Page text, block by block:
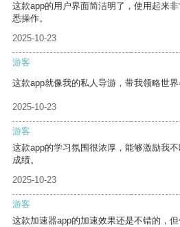
这款app的用户界面简洁明了，使用起来
悉操作。
2025-10-23
游客
这款app就像我的私人导游，带我领略世界
2025-10-23
游客
这款app的学习氛围很浓厚，能够激励我
成绩。
2025-10-23
游客
这款加速器app的加速效果还是不错的，